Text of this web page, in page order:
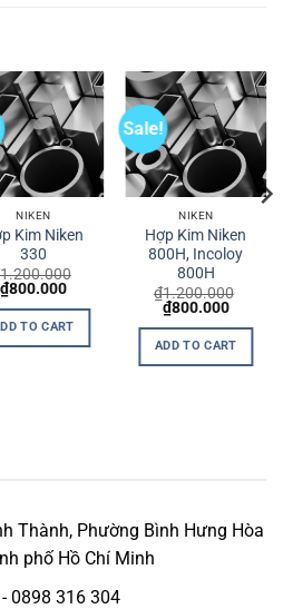
NIKEN
Kim Niken
330
1.200.000
price
₫800.000Current
is:
₫800.000.
TO CART
Sale!
NIKEN
Hợp Kim Niken
800H, Incoloy
800H
₫1.200.000
Original
price
was:
₫1.200.000.
₫800.000Current
is:
ADD TO CART
Thành, Phường Bình Hưng Hòa
phố Hồ Chí Minh
0898 316 304